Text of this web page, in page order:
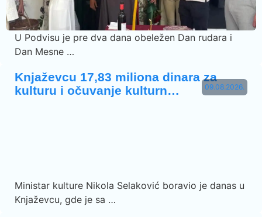
U Podvisu je pre dva dana obeležen Dan rudara i
Dan Mesne …
09.08.2026.
Knjaževcu 17,83 miliona dinara za
kulturu i očuvanje kulturn…
Ministar kulture Nikola Selaković boravio je danas u
Knjaževcu, gde je sa …